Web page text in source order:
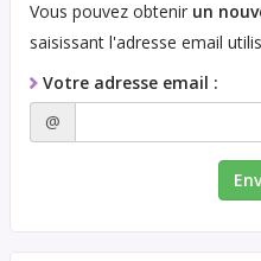
Vous pouvez obtenir un
saisissant l'adresse email
Votre adresse email :
@